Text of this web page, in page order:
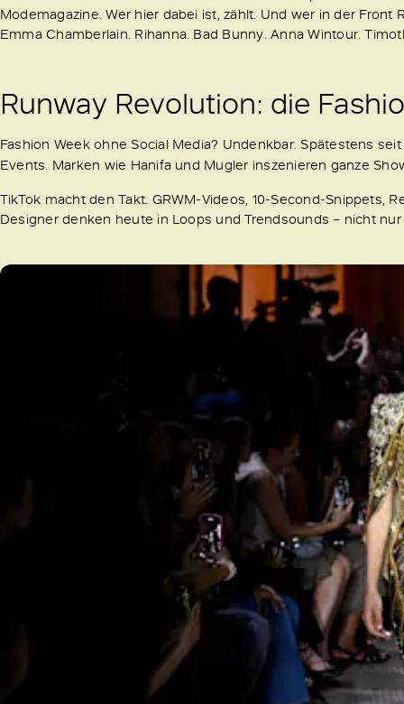
Modemagazine. Wer hier dabei ist, zählt. Und wer in der
Emma Chamberlain. Rihanna. Bad Bunny. Anna Wintour.
Runway Revolution: die
Fashion Week ohne Social Media? Undenkbar. Spätestens
Events. Marken wie Hanifa und Mugler inszenieren ganze
TikTok macht den Takt. GRWM-Videos, 10-Second-Snippets,
Designer denken heute in Loops und Trendsounds – nicht nur